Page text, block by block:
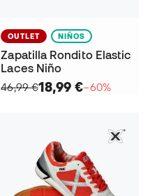
OUTLET NIÑOS
Zapatilla Rondito Elastic
Laces Niño
46,99 €18,99 €−60%